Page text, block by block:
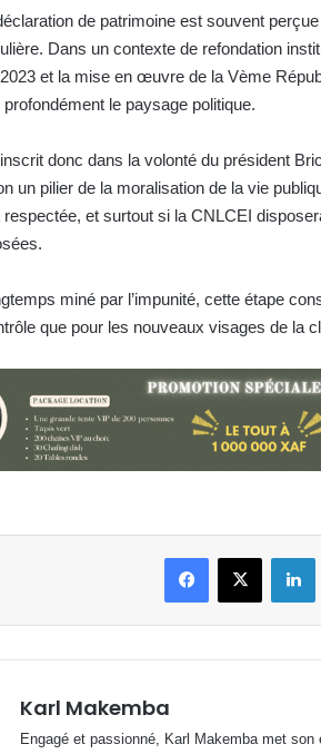
de patrimoine est souvent
Dans un contexte de refondation
et la mise en œuvre de la Vème
le paysage politique.
donc dans la volonté du président
un pilier de la moralisation de la vie
et surtout si la CNLCEI
miné par l’impunité, cette étape
que pour les nouveaux visages de la
FacebookX
Karl Makemba
Engagé et passionné, Karl Makemba met